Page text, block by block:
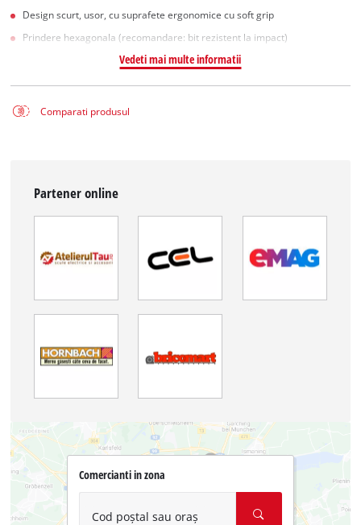
Design scurt, usor, cu suprafete ergonomice cu soft grip
Prindere hexagonala (recomandare: bit rezistent la impact)
Vedeti mai multe informatii
Comparati produsul
Partener online
Comercianti in zona
Cod poștal sau oraș